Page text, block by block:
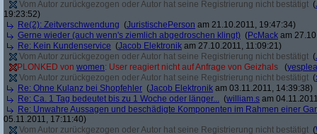
Vom Autor zurückgezogen oder Autor hat seine Registrierung nicht bestätigt (
19:23:52)
Re(2): Zeitverschwendung (JuristischePerson am 21.10.2011, 19:47:34)
Gerne wieder (auch wenn's ziemlich abgedroschen klingt) (PcMack am
Re: Kein Kundenservice (Jacob Elektronik am 27.10.2011, 11:09:21)
Vom Autor zurückgezogen oder Autor hat seine Registrierung nicht bestätigt (
PLONKED von women: User reagiert nicht auf Anfrage von Geizhals (
Vom Autor zurückgezogen oder Autor hat seine Registrierung nicht bestätigt (
Re: Ohne Kulanz bei Shopfehler (Jacob Elektronik am 03.11.2011, 14:39:38)
Re: Ca. 1 Tag bedeutet bis zu 1 Woche oder länger... (william.s am
Re: Unwahre Aussagen und beschädigte Komponenten im Rahmen einer
05.11.2011, 17:11:40)
Vom Autor zurückgezogen oder Autor hat seine Registrierung nicht bestätigt (